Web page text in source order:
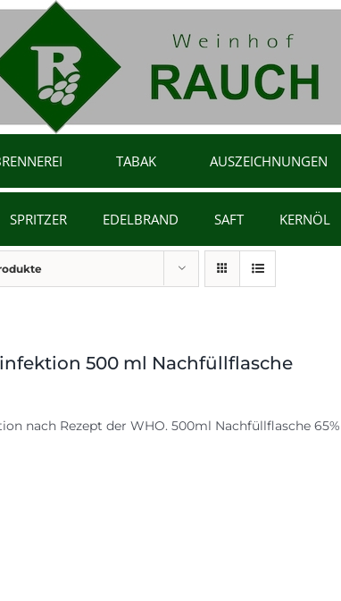
TABAK AUSZEICHNUNGEN
SPRITZER EDELBRAND SAFT KERNÖL
500 ml Nachfüllflasche
nach Rezept der WHO. 500ml Nachfüllflasche